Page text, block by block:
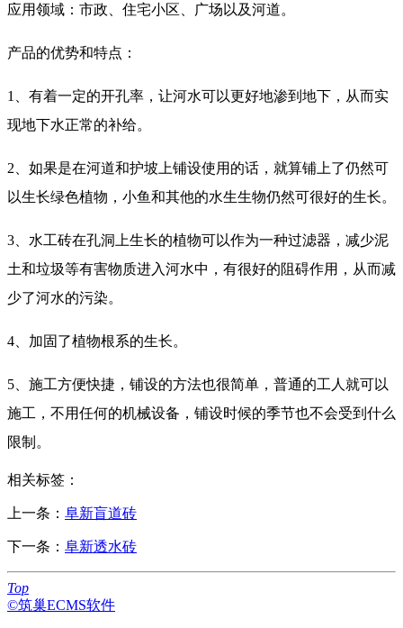
应用领域：市政、住宅小区、广场以及河道。
产品的优势和特点：
1、有着一定的开孔率，让河水可以更好地渗到地下，从而实
现地下水正常的补给。
2、如果是在河道和护坡上铺设使用的话，就算铺上了仍然可
以生长绿色植物，小鱼和其他的水生生物仍然可很好的生长。
3、水工砖在孔洞上生长的植物可以作为一种过滤器，减少泥
土和垃圾等有害物质进入河水中，有很好的阻碍作用，从而减
少了河水的污染。
4、加固了植物根系的生长。
5、施工方便快捷，铺设的方法也很简单，普通的工人就可以
施工，不用任何的机械设备，铺设时候的季节也不会受到什么
限制。
相关标签：
上一条： 阜新盲道砖
下一条： 阜新透水砖
Top
©筑巢ECMS软件